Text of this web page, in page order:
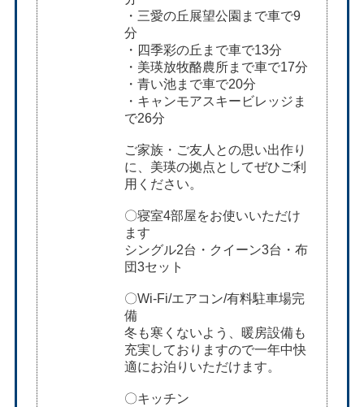
・三愛の丘展望公園まで車で9
分
・四季彩の丘まで車で13分
・美瑛放牧酪農所まで車で17分
・青い池まで車で20分
・キャンモアスキービレッジま
で26分
ご家族・ご友人との思い出作り
に、美瑛の拠点としてぜひご利
用ください。
〇寝室4部屋をお使いいただけ
ます
シングル2台・クイーン3台・布
団3セット
〇Wi-Fi/エアコン/有料駐車場完
備
冬も寒くないよう、暖房設備も
充実しておりますので一年中快
適にお泊りいただけます。
〇キッチン